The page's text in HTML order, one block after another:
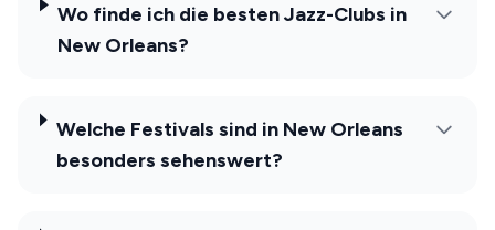
Wo finde ich die besten Jazz-Clubs in
New Orleans?
Welche Festivals sind in New Orleans
besonders sehenswert?